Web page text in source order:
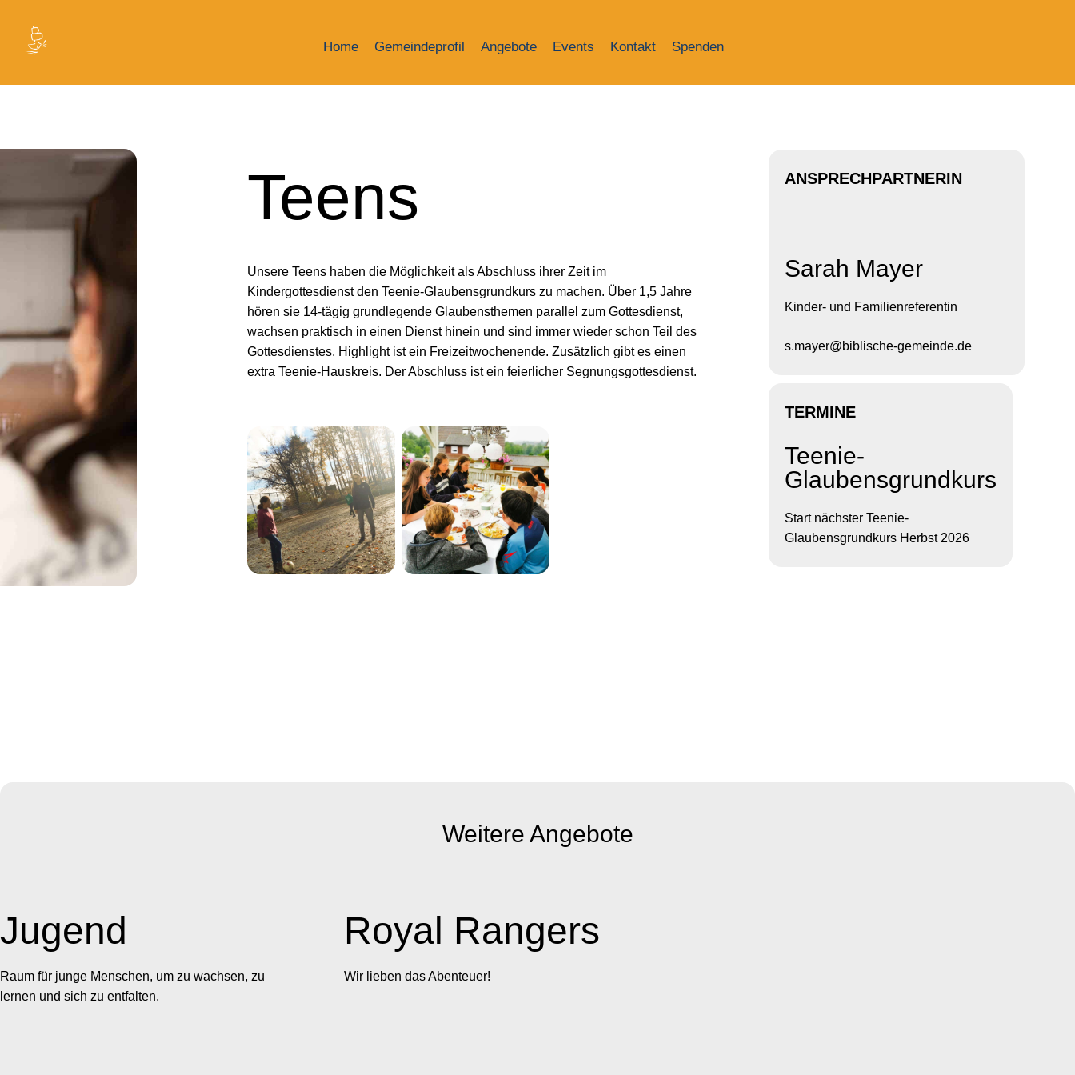
Home Gemeindeprofil Angebote Events Kontakt Spenden
Teens
Unsere Teens haben die Möglichkeit als Abschluss ihrer Zeit im
Kindergottesdienst den Teenie-Glaubensgrundkurs zu machen. Über 1,5 Jahre
hören sie 14-tägig grundlegende Glaubensthemen parallel zum Gottesdienst,
wachsen praktisch in einen Dienst hinein und sind immer wieder schon Teil des
Gottesdienstes. Highlight ist ein Freizeitwochenende. Zusätzlich gibt es einen
extra Teenie-Hauskreis. Der Abschluss ist ein feierlicher Segnungsgottesdienst.
ANSPRECHPARTNERIN
Sarah Mayer
Kinder- und Familienreferentin
s.mayer@biblische-gemeinde.de
TERMINE
Teenie-
Glaubensgrundkurs
Start nächster Teenie-
Glaubensgrundkurs Herbst 2026
Weitere Angebote
Jugend
Raum für junge Menschen, um zu wachsen, zu
lernen und sich zu entfalten.
Royal Rangers
Wir lieben das Abenteuer!